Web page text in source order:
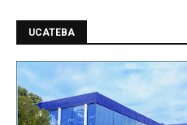
UCATEBA